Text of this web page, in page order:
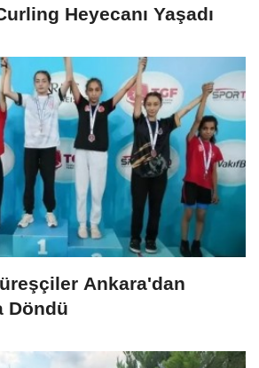
Heyecanı Yaşadı
Ankara'dan
Döndü